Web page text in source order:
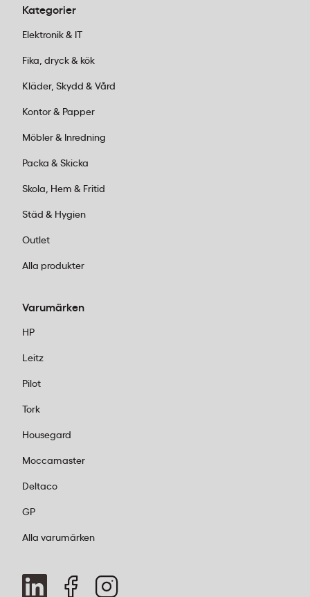
Kategorier
Elektronik & IT
Fika, dryck & kök
Kläder, Skydd & Vård
Kontor & Papper
Möbler & Inredning
Packa & Skicka
Skola, Hem & Fritid
Städ & Hygien
Outlet
Alla produkter
Varumärken
HP
Leitz
Pilot
Tork
Housegard
Moccamaster
Deltaco
GP
Alla varumärken